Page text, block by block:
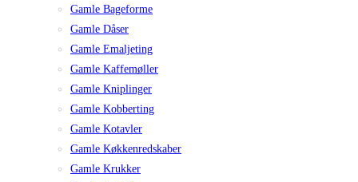
Gamle Bageforme
Gamle Dåser
Gamle Emaljeting
Gamle Kaffemøller
Gamle Kniplinger
Gamle Kobberting
Gamle Kotavler
Gamle Køkkenredskaber
Gamle Krukker